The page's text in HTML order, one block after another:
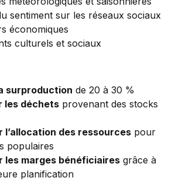
sentiment sur les réseaux sociaux
économiques
culturels et sociaux
surproduction de 20 à 30 %
les déchets provenant des stocks
l’allocation des ressources pour
populaires
les marges bénéficiaires grâce à
planification